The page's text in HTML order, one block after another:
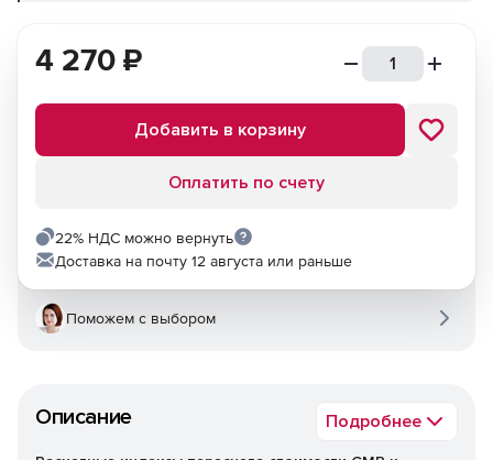
Описание Подробнее
4 270 ₽
Добавить в корзину
Оплатить по счету
22% НДС можно вернуть
Доставка на почту 12 августа или раньше
Поможем с выбором